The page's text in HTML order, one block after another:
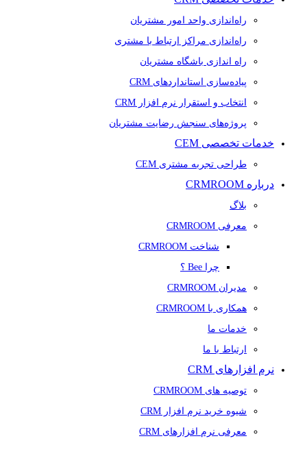
راه‌اندازی واحد امور مشتریان
راه‌اندازی مراکز ارتباط با مشتری
راه اندازی باشگاه مشتریان
پیاده‌سازی استانداردهای CRM
انتخاب و استقرار نرم افزار CRM
پروژه‌های سنجش رضایت مشتریان
خدمات تخصصی CEM
طراحی تجربه مشتری CEM
درباره CRMROOM
بلاگ
معرفی CRMROOM
شناخت CRMROOM
چرا Bee ؟
مدیران CRMROOM
همکاری با CRMROOM
خدمات ما
ارتباط با ما
نرم افزارهای CRM
توصیه های CRMROOM
شیوه خرید نرم افزار CRM
معرفی نرم افزارهای CRM